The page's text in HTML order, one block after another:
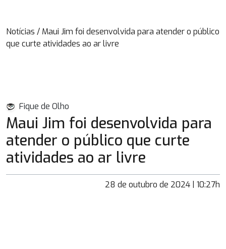
Notícias / Maui Jim foi desenvolvida para atender o público
que curte atividades ao ar livre
Fique de Olho
Maui Jim foi desenvolvida para
atender o público que curte
atividades ao ar livre
28 de outubro de 2024 | 10:27h